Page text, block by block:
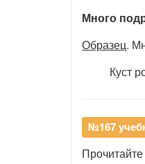
Много
Образец.
Куст
№167